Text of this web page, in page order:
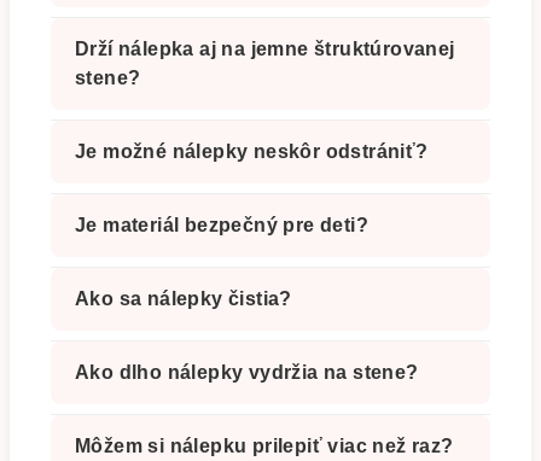
Drží nálepka aj na jemne štruktúrovanej
stene?
Je možné nálepky neskôr odstrániť?
Je materiál bezpečný pre deti?
Ako sa nálepky čistia?
Ako dlho nálepky vydržia na stene?
Môžem si nálepku prilepiť viac než raz?